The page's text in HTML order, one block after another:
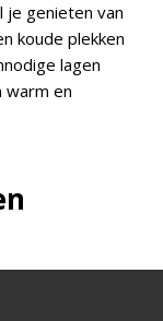
je genieten van
koude plekken
lagen
warm en